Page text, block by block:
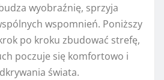
wyobraźnię, sprzyja
wspomnień. Poniższy
po kroku zbudować strefę,
poczuje się komfortowo i
świata.